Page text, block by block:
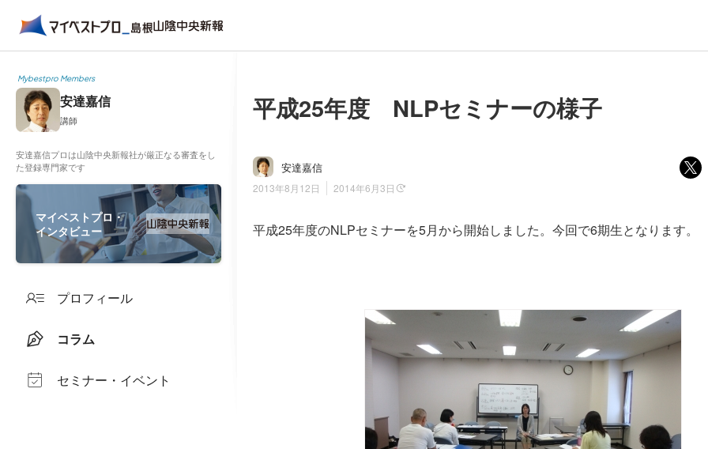
Mybestpro Members
安達嘉信
講師
安達嘉信プロは山陰中央新報社が厳正なる審査をし
た登録専門家です
マイベストプロ・
インタビュー
プロフィール
コラム
セミナー・イベント
平成25年度 NLPセミナーの様子
安達嘉信
2013年8月12日 2014年6月3日
平成25年度のNLPセミナーを5月から開始しました。今回で6期生となります。